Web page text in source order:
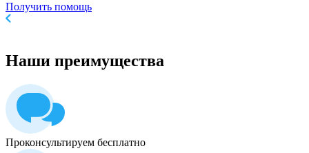
Получить помощь
Наши преимущества
Проконсультируем бесплатно